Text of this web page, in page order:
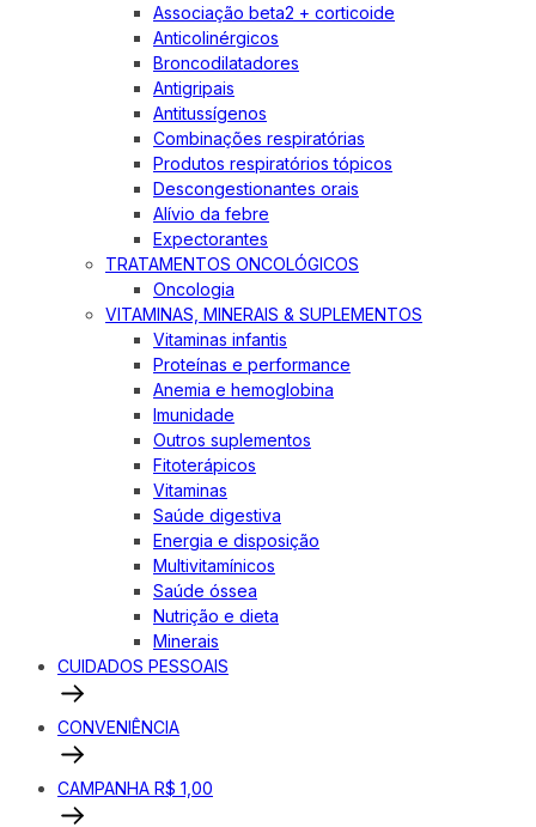
Associação beta2 + corticoide
Anticolinérgicos
Broncodilatadores
Antigripais
Antitussígenos
Combinações respiratórias
Produtos respiratórios tópicos
Descongestionantes orais
Alívio da febre
Expectorantes
TRATAMENTOS ONCOLÓGICOS
Oncologia
VITAMINAS, MINERAIS & SUPLEMENTOS
Vitaminas infantis
Proteínas e performance
Anemia e hemoglobina
Imunidade
Outros suplementos
Fitoterápicos
Vitaminas
Saúde digestiva
Energia e disposição
Multivitamínicos
Saúde óssea
Nutrição e dieta
Minerais
CUIDADOS PESSOAIS
CONVENIÊNCIA
CAMPANHA R$ 1,00